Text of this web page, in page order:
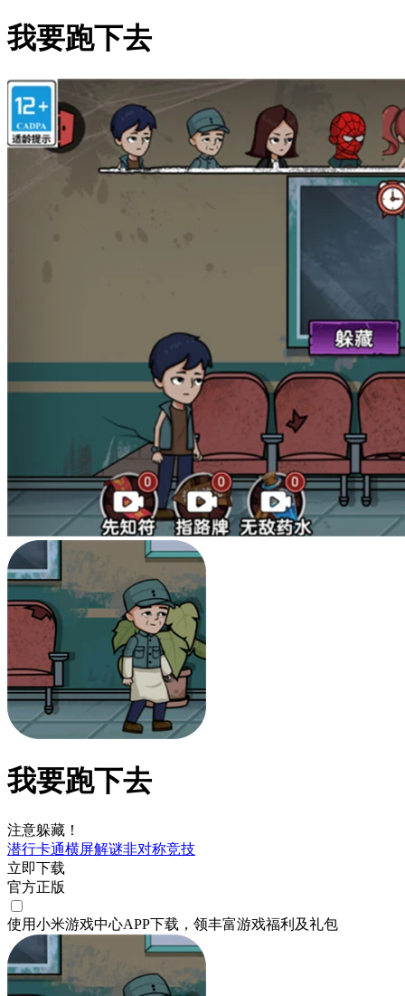
我要跑下去
我要跑下去
注意躲藏！
潜行卡通横屏解谜非对称竞技
立即下载
官方正版
使用小米游戏中心APP下载 ，领丰富游戏福利 及礼包